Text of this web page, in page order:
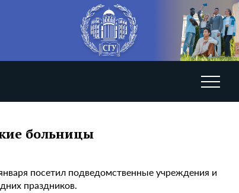
больницы
посетил подведомственные учреждения и
праздников.